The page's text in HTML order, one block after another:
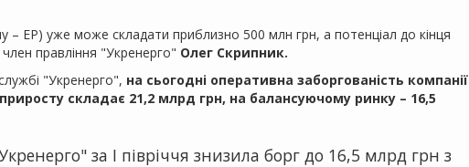
– ЕР) уже може складати приблизно 500 млн грн, а потенціал до кінця
правління "Укренерго" Олег Скрипник.
"Укренерго", на сьогодні оперативна заборгованість компанії
складає 21,2 млрд грн, на балансуючому ринку – 16,5
за I півріччя знизила борг до 16,5 млрд грн з